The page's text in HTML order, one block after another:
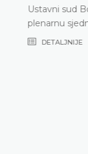
Ustavni sud
plenarnu
DETALJNIJE